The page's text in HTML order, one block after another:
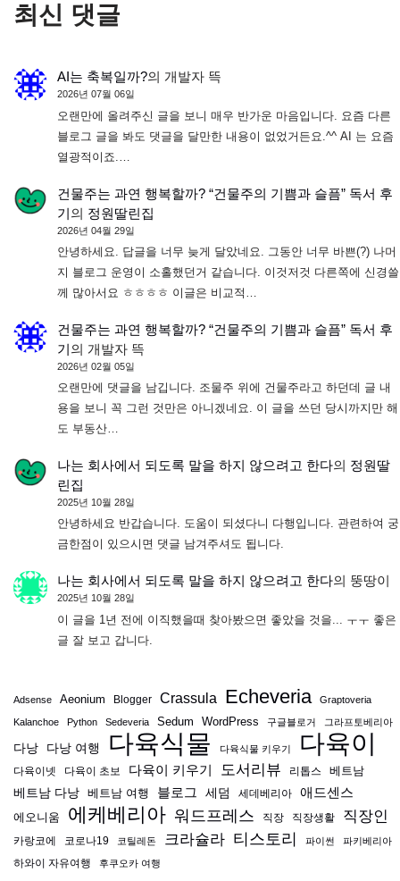
최신 댓글
AI는 축복일까?의 개발자 뜩
2026년 07월 06일
오랜만에 올려주신 글을 보니 매우 반가운 마음입니다. 요즘 다른
블로그 글을 봐도 댓글을 달만한 내용이 없었거든요.^^ AI 는 요즘
열광적이죠.…
건물주는 과연 행복할까? “건물주의 기쁨과 슬픔” 독서 후
기의 정원딸린집
2026년 04월 29일
안녕하세요. 답글을 너무 늦게 달았네요. 그동안 너무 바쁜(?) 나머
지 블로그 운영이 소홀했던거 같습니다. 이것저것 다른쪽에 신경쓸
께 많아서요 ㅎㅎㅎㅎ 이글은 비교적…
건물주는 과연 행복할까? “건물주의 기쁨과 슬픔” 독서 후
기의 개발자 뜩
2026년 02월 05일
오랜만에 댓글을 남깁니다. 조물주 위에 건물주라고 하던데 글 내
용을 보니 꼭 그런 것만은 아니겠네요. 이 글을 쓰던 당시까지만 해
도 부동산…
나는 회사에서 되도록 말을 하지 않으려고 한다의 정원딸
린집
2025년 10월 28일
안녕하세요 반갑습니다. 도움이 되셨다니 다행입니다. 관련하여 궁
금한점이 있으시면 댓글 남겨주셔도 됩니다.
나는 회사에서 되도록 말을 하지 않으려고 한다의 뚱땅이
2025년 10월 28일
이 글을 1년 전에 이직했을때 찾아봤으면 좋았을 것을... ㅜㅜ 좋은
글 잘 보고 갑니다.
Adsense Aeonium Blogger Crassula Echeveria Graptoveria
Kalanchoe Python Sedeveria Sedum WordPress 구글블로거 그라프토베리아
다낭 다낭 여행 다육식물 다육식물 키우기 다육이
다육이넷 다육이 초보 다육이 키우기 도서리뷰 리톱스
베트남
베트남 다낭 베트남 여행 블로그 세덤 세데베리아 애드센스
에오니움 에케베리아 워드프레스 직장 직장생활 직장인
카랑코에 코로나19 코틸레돈 크라슐라 티스토리 파이썬 파키베리아
하와이 자유여행 후쿠오카 여행